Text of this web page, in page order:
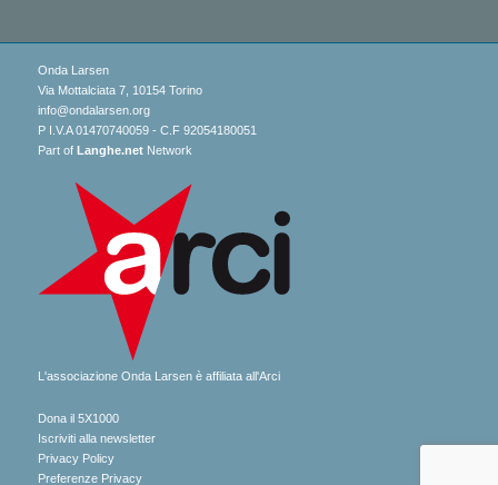
Onda Larsen
Via Mottalciata 7, 10154 Torino
info@ondalarsen.org
P I.V.A 01470740059 - C.F 92054180051
Part of Langhe.netNetwork
L'associazione Onda Larsen è affiliata all'Arci
Dona il 5X1000
Iscriviti alla newsletter
Privacy Policy
Preferenze Privacy